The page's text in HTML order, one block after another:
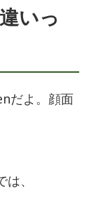
いっ
だよ。顔面
、